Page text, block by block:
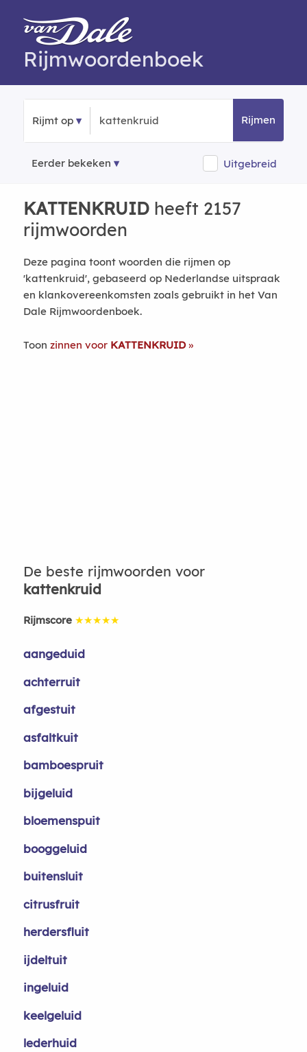
Rijmwoordenboek
Rijmt op Rijmen
Eerder bekeken Uitgebreid
KATTENKRUIDheeft 2157
rijmwoorden
Deze pagina toont woorden die rijmen op
'kattenkruid', gebaseerd op Nederlandse uitspraak
en klankovereenkomsten zoals gebruikt in het Van
Dale Rijmwoordenboek.
Toon zinnen voor KATTENKRUID
De beste rijmwoorden voor
kattenkruid
Rijmscore ★★★★★
aangeduid
achterruit
afgestuit
asfaltkuit
bamboespruit
bijgeluid
bloemenspuit
booggeluid
buitensluit
citrusfruit
herdersfluit
ijdeltuit
ingeluid
keelgeluid
lederhuid